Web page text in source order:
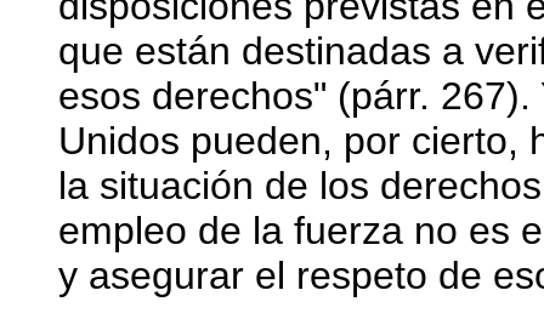
que están destinadas a
esos derechos" (párr.
Unidos pueden, por cierto,
la situación de los
empleo de la fuerza no es
y asegurar el respeto de